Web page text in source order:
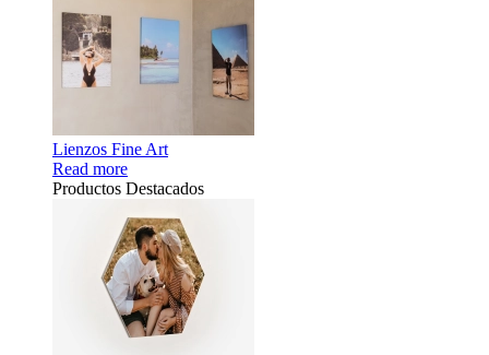
Lienzos Fine Art
Read more
Productos Destacados